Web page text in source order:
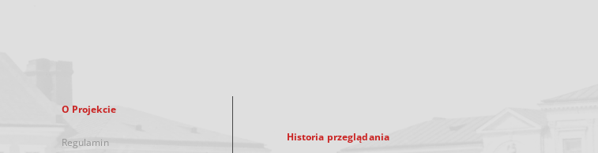
O Projekcie
Regulamin Historia przeglądania